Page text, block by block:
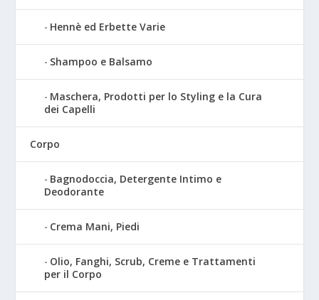
Hennè ed Erbette Varie
Shampoo e Balsamo
Maschera, Prodotti per lo Styling e la Cura
dei Capelli
Corpo
Bagnodoccia, Detergente Intimo e
Deodorante
Crema Mani, Piedi
Olio, Fanghi, Scrub, Creme e Trattamenti
per il Corpo